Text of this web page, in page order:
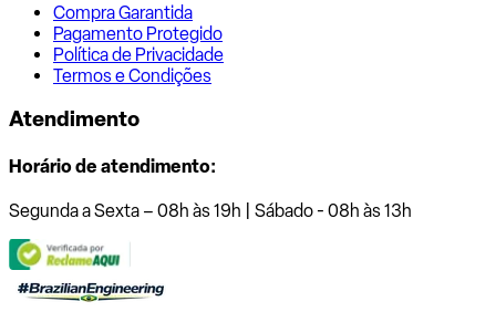
Compra Garantida
Pagamento Protegido
Política de Privacidade
Termos e Condições
Atendimento
Horário de atendimento:
Segunda a Sexta – 08h às 19h | Sábado - 08h às 13h